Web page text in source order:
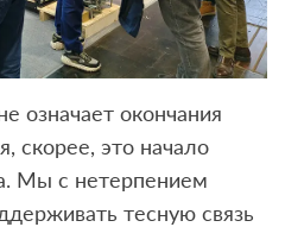
означает окончания
скорее, это начало
Мы с нетерпением
тесную связь